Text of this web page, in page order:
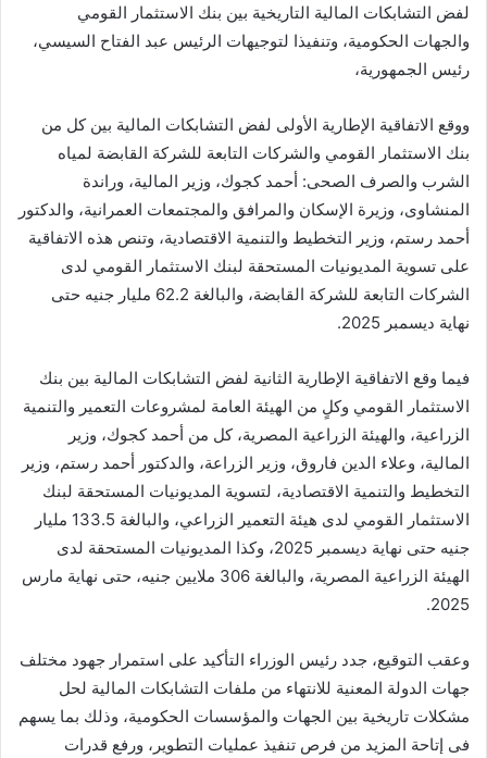
لفض التشابكات المالية التاريخية بين بنك الاستثمار القومي
والجهات الحكومية، وتنفيذا لتوجيهات الرئيس عبد الفتاح السيسي،
رئيس الجمهورية،
ووقع الاتفاقية الإطارية الأولى لفض التشابكات المالية بين كل من
بنك الاستثمار القومي والشركات التابعة للشركة القابضة لمياه
الشرب والصرف الصحى: أحمد كجوك، وزير المالية، وراندة
المنشاوى، وزيرة الإسكان والمرافق والمجتمعات العمرانية، والدكتور
أحمد رستم، وزير التخطيط والتنمية الاقتصادية، وتنص هذه الاتفاقية
على تسوية المديونيات المستحقة لبنك الاستثمار القومي لدى
الشركات التابعة للشركة القابضة، والبالغة 62.2 مليار جنيه حتى
نهاية ديسمبر 2025.
فيما وقع الاتفاقية الإطارية الثانية لفض التشابكات المالية بين بنك
الاستثمار القومي وكلٍ من الهيئة العامة لمشروعات التعمير والتنمية
الزراعية، والهيئة الزراعية المصرية، كل من أحمد كجوك، وزير
المالية، وعلاء الدين فاروق، وزير الزراعة، والدكتور أحمد رستم، وزير
التخطيط والتنمية الاقتصادية، لتسوية المديونيات المستحقة لبنك
الاستثمار القومي لدى هيئة التعمير الزراعي، والبالغة 133.5 مليار
جنيه حتى نهاية ديسمبر 2025، وكذا المديونيات المستحقة لدى
الهيئة الزراعية المصرية، والبالغة 306 ملايين جنيه، حتى نهاية مارس
2025.
وعقب التوقيع، جدد رئيس الوزراء التأكيد على استمرار جهود مختلف
جهات الدولة المعنية للانتهاء من ملفات التشابكات المالية لحل
مشكلات تاريخية بين الجهات والمؤسسات الحكومية، وذلك بما يسهم
فى إتاحة المزيد من فرص تنفيذ عمليات التطوير، ورفع قدرات